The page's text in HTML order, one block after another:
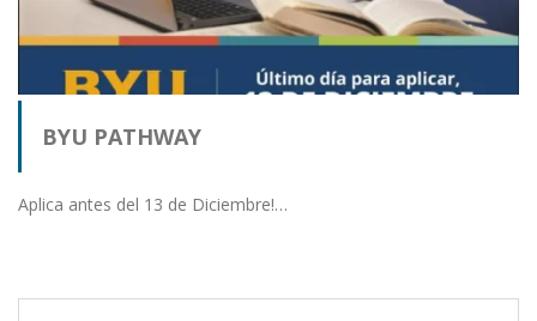
BYU PATHWAY
Aplica antes del 13 de Diciembre!…